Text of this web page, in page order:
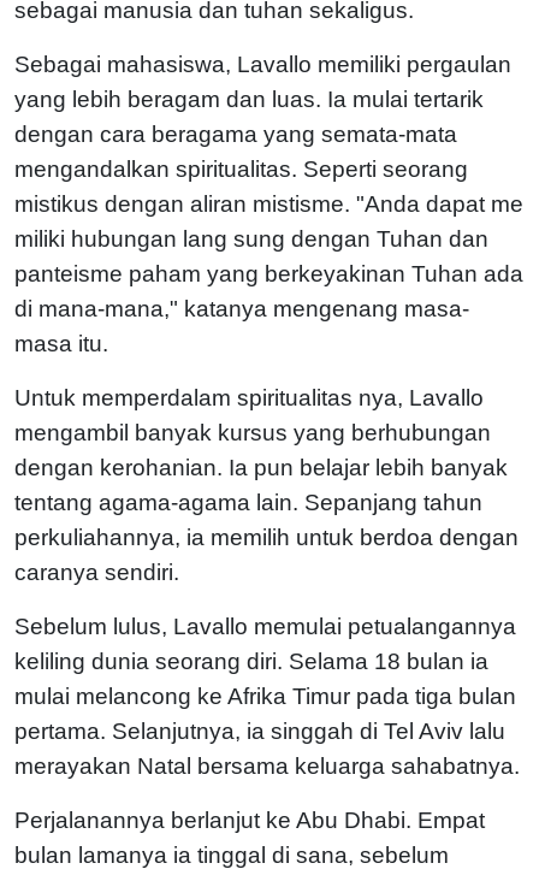
sebagai manusia dan tuhan sekaligus.
Sebagai mahasiswa, Lavallo memiliki pergaulan
yang lebih beragam dan luas. Ia mulai tertarik
dengan cara beragama yang semata-mata
mengandalkan spiritualitas. Seperti seorang
mistikus dengan aliran mistisme. "Anda dapat me
miliki hubungan lang sung dengan Tuhan dan
panteisme paham yang berkeyakinan Tuhan ada
di mana-mana," katanya mengenang masa-
masa itu.
Untuk memperdalam spiritualitas nya, Lavallo
mengambil banyak kursus yang berhubungan
dengan kerohanian. Ia pun belajar lebih banyak
tentang agama-agama lain. Sepanjang tahun
perkuliahannya, ia memilih untuk berdoa dengan
caranya sendiri.
Sebelum lulus, Lavallo memulai petualangannya
keliling dunia seorang diri. Selama 18 bulan ia
mulai melancong ke Afrika Timur pada tiga bulan
pertama. Selanjutnya, ia singgah di Tel Aviv lalu
merayakan Natal bersama keluarga sahabatnya.
Perjalanannya berlanjut ke Abu Dhabi. Empat
bulan lamanya ia tinggal di sana, sebelum